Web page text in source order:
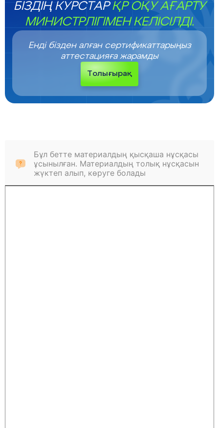
БІЗДІҢ КУРСТАРҚР ОҚУ АҒАРТУ
МИНИСТРЛІГІМЕН КЕЛІСІЛДІ.
Енді бізден алған сертификаттарыңыз
аттестацияға жарамды
Толығырақ
Бұл бетте материалдың қысқаша нұсқасы
ұсынылған. Материалдың толық нұсқасын
жүктеп алып, көруге болады